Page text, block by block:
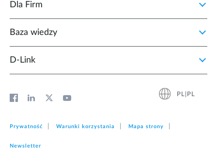
Dla Firm
Baza wiedzy
D‑Link
PL|PL
Prywatność Warunki korzystania Mapa strony
Newsletter